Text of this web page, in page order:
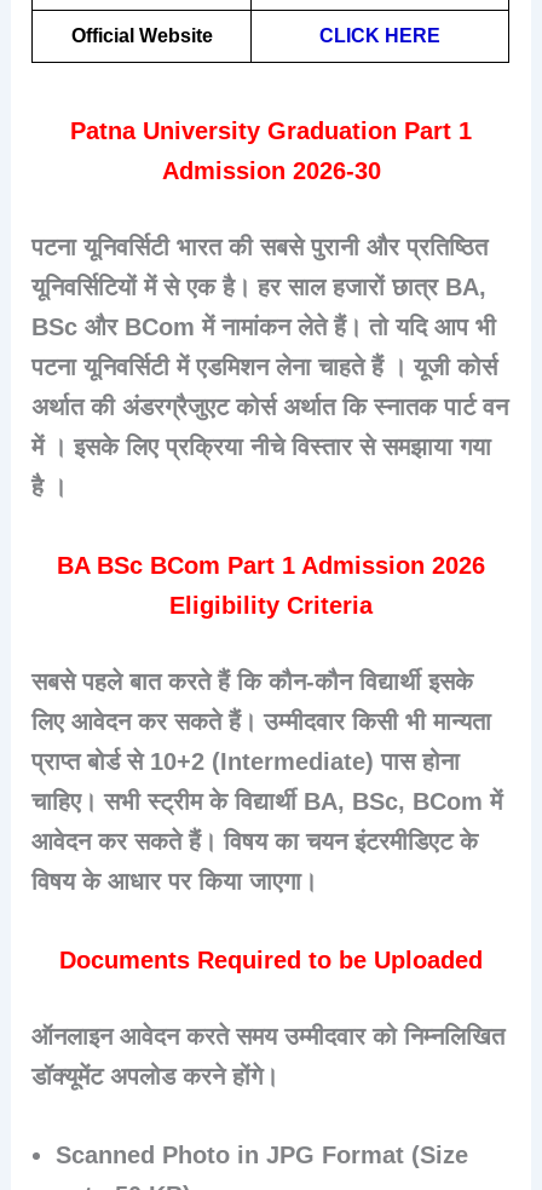
Official Website CLICK HERE
Patna University Graduation Part 1
Admission 2026-30
पटना यूनिवर्सिटी भारत की सबसे पुरानी और प्रतिष्ठित
यूनिवर्सिटियों में से एक है। हर साल हजारों छात्र BA,
BSc और BCom में नामांकन लेते हैं। तो यदि आप भी
पटना यूनिवर्सिटी में एडमिशन लेना चाहते हैं । यूजी कोर्स
अर्थात की अंडरग्रैजुएट कोर्स अर्थात कि स्नातक पार्ट वन
में । इसके लिए प्रक्रिया नीचे विस्तार से समझाया गया
है ।
BA BSc BCom Part 1 Admission 2026
Eligibility Criteria
सबसे पहले बात करते हैं कि कौन-कौन विद्यार्थी इसके
लिए आवेदन कर सकते हैं। उम्मीदवार किसी भी मान्यता
प्राप्त बोर्ड से 10+2 (Intermediate) पास होना
चाहिए। सभी स्ट्रीम के विद्यार्थी BA, BSc, BCom में
आवेदन कर सकते हैं। विषय का चयन इंटरमीडिएट के
विषय के आधार पर किया जाएगा।
Documents Required to be Uploaded
ऑनलाइन आवेदन करते समय उम्मीदवार को निम्नलिखित
डॉक्यूमेंट अपलोड करने होंगे।
Scanned Photo in JPG Format (Size